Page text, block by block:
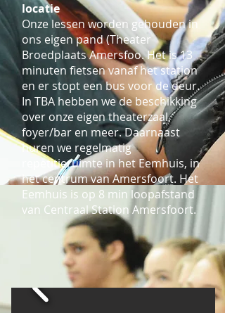
locatie
Onze lessen worden gehouden in
ons eigen pand (Theater
Broedplaats Amersfoo. Het is 13
minuten fietsen vanaf het station
en er stopt een bus voor de deur.
In TBA hebben we de beschikking
over onze eigen theaterzaal,
foyer/bar en meer. Daarnaast
huren we regelmatig
repetitieruimte in het Eemhuis, in
het centrum van Amersfoort. Het
Eemhuis is op 8 min loopafstand
van Centraal Station Amersfoort.